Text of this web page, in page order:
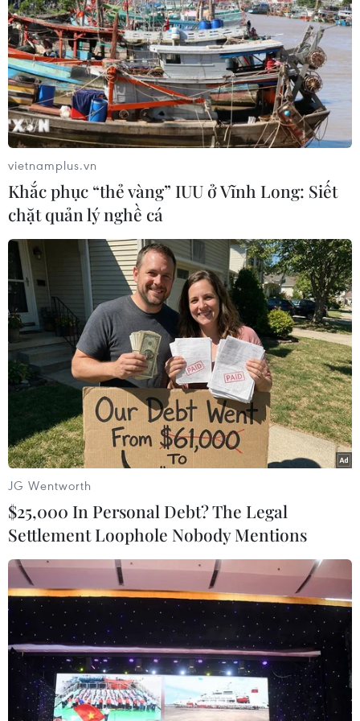
Theo dõi VietnamPlus
Việt Nam: Vai trò-Dấu ấn-Thành quả về đảm bảo
Quyền con Người
Lật tẩy chiêu trò đánh tráo khái niệm về nhân
quyền
Ban hành Chương trình quốc gia về bảo vệ trẻ
em giai đoạn 2026-2030
Quy định chế độ đối với người bị tạm giữ,
người bị tạm giam
Việt Nam khẳng định vai trò của phụ nữ trong
xây dựng hòa bình bền vững
Việt Nam thúc đẩy sự tham gia của phụ nữ tại
các cơ quan pháp lý quốc tế
TIN LIÊN QUAN
vietnamplus.vn
Khắc phục “thẻ vàng” IUU ở Vĩnh Long: Siết
chặt quản lý nghề cá
JG Wentworth
$25,000 In Personal Debt? The Legal
Settlement Loophole Nobody Mentions